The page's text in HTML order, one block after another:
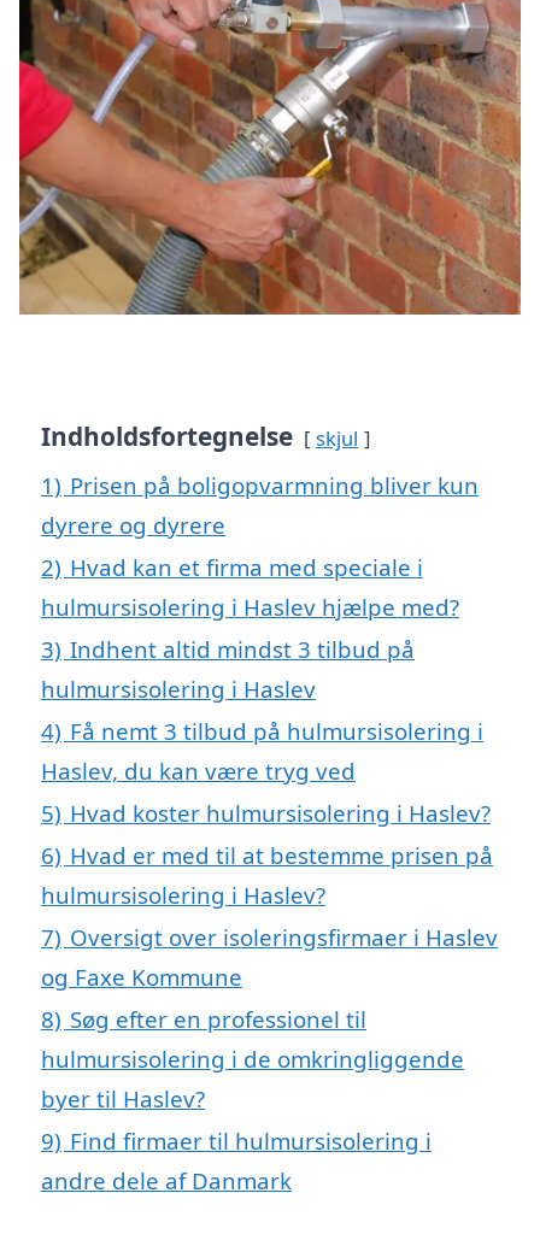
Indholdsfortegnelse skjul
1) Prisen på boligopvarmning bliver kun
dyrere og dyrere
2) Hvad kan et firma med speciale i
hulmursisolering i Haslev hjælpe med?
3) Indhent altid mindst 3 tilbud på
hulmursisolering i Haslev
4) Få nemt 3 tilbud på hulmursisolering i
Haslev, du kan være tryg ved
5) Hvad koster hulmursisolering i Haslev?
6) Hvad er med til at bestemme prisen på
hulmursisolering i Haslev?
7) Oversigt over isoleringsfirmaer i Haslev
og Faxe Kommune
8) Søg efter en professionel til
hulmursisolering i de omkringliggende
byer til Haslev?
9) Find firmaer til hulmursisolering i
andre dele af Danmark